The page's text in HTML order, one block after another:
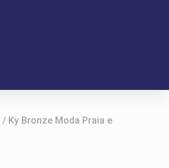
/ Ky Bronze Moda Praia e